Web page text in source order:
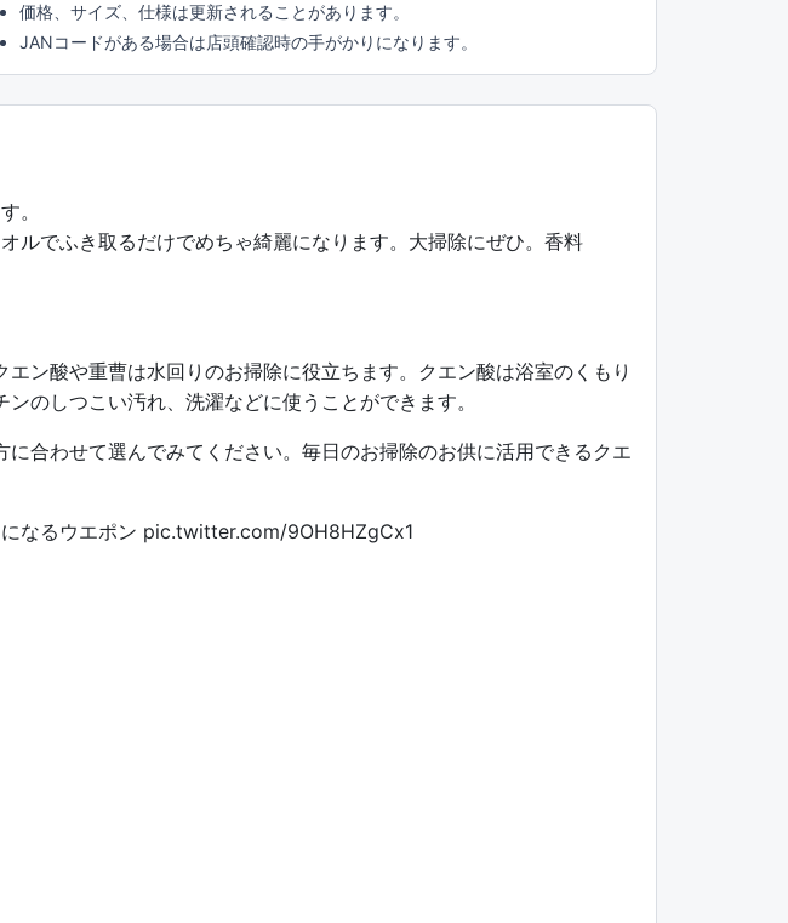
価格、サイズ、仕様は更新されることがあります。
JANコードがある場合は店頭確認時の手がかりになります。
。
ルでふき取るだけでめちゃ綺麗になります。大掃除にぜひ。香料
ン酸や重曹は水回りのお掃除に役立ちます。クエン酸は浴室のくもり
のしつこい汚れ、洗濯などに使うことができます。
合わせて選んでみてください。毎日のお掃除のお供に活用できるクエ
なるウエポン pic.twitter.com/9OH8HZgCx1